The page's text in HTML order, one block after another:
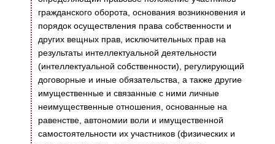
гражданского оборота, основания возникновения и
порядок осуществления права собственности и
других вещных прав, исключительных прав на
результаты интеллектуальной деятельности
(интеллектуальной собственности), регулирующий
договорные и иные обязательства, а также другие
имущественные и связанные с ними личные
неимущественные отношения, основанные на
равенстве, автономии воли и имущественной
самостоятельности их участников (физических и